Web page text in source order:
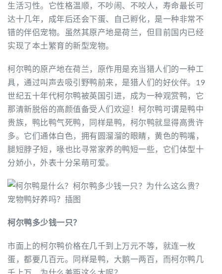
生活习性。它性格温顺，不吵闹、不咬人，寿命最长可
达十几年，成年后还会下蛋、自己孵化，是一种非常不
错的伴侣宠物。虽然其原产地是荷兰，但目前国内已经
实现了本土繁育的新型宠物。
柯尔鸭的原产地在荷兰，原作用是充当猎人们的一种工
具，通过叫声去吸引野鸭前来，是猎人们的好伙伴。19
世纪五十年代柯尔鸭被英国引进，成为一种观赏鸭，它
那清新脱俗的高颜值备受人们欢迎！柯尔鸭可谓是鸭中
贵族，鸭比鸭气死鸭，同样是鸭，柯尔鸭就显得高贵许
多。它们通体白色，拥有圆溜溜的眼睛，黄色的鸭嘴，
腿短脖子短，喙也比寻常家养的鸭短一些，它们体型十
分娇小，外表十分呆萌可爱。
柯尔鸭多少钱一只？
市面上的柯尔鸭价格在几千到上万元不等，就连一枚
蛋，都要几百元。同样是鸭，大鹅一两百，而柯尔鸭几